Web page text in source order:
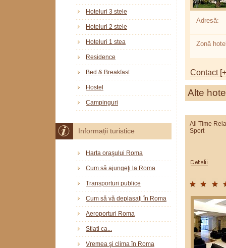
Adresă:
Zonă
Contact
Alte
All Time
Sport
Hoteluri 3 stele
Hoteluri 2 stele
Hoteluri 1 stea
Residence
Bed & Breakfast
Hostel
Campinguri
Informații turistice
Harta oraşului Roma
Cum să ajungeţi la Roma
Transporturi publice
Cum să vă deplasaţi în Roma
Aeroporturi Roma
Stiati ca...
Vremea şi clima în Roma